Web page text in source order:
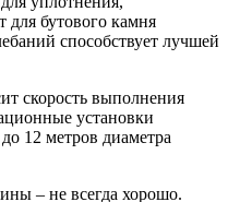
для бутового камня
способствует лучшей
скорость выполнения
установки
12 метров диаметра
– не всегда хорошо.